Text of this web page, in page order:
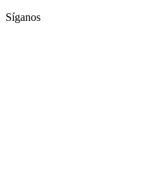
Síganos